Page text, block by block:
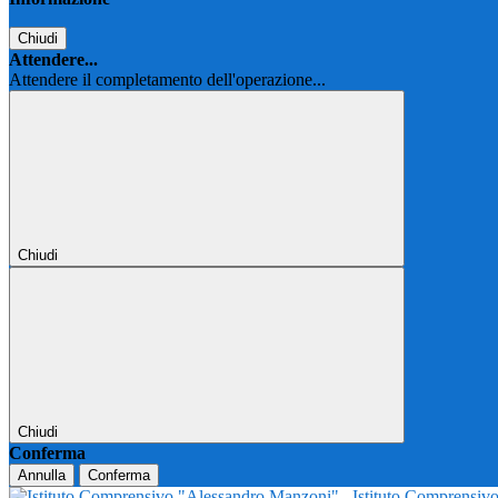
Chiudi
Attendere...
Attendere il completamento dell'operazione...
Chiudi
Chiudi
Conferma
Annulla Conferma